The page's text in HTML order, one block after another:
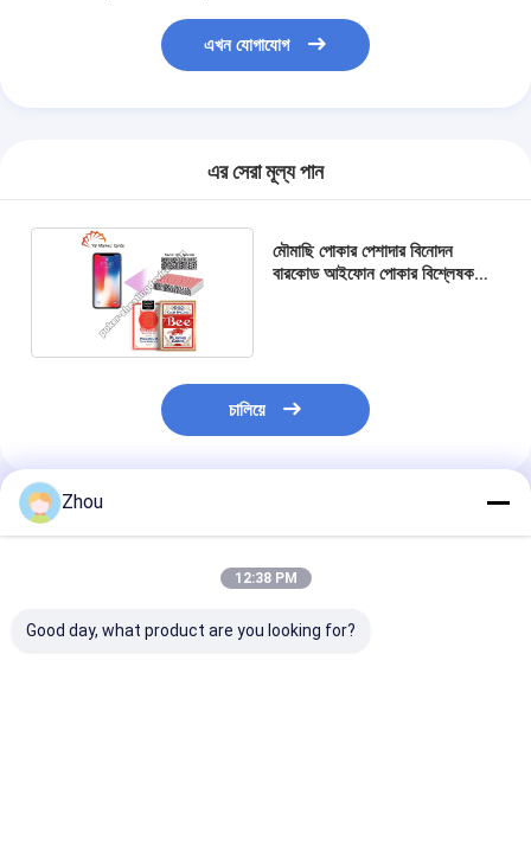
এখন যোগাযোগ
এর সেরা মূল্য পান
মৌমাছি পোকার পেশাদার বিনোদন
বারকোড আইফোন পোকার বিশ্লেষক
চালিয়ে
প্রস্তাবিত পণ্য
Zhou
12:38 PM
Good day, what product are you looking for?